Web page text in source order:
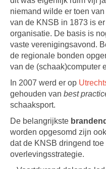
niemand wilde er toen
van de KNSB in 1873 is
organisatie. De basis is
vaste verenigingsavond.
de regionale bonden
van de (schaak)computer
In 2007 werd er op
gehouden van best
schaaksport.
De belangrijkste
worden opgesomd zijn
dat de KNSB dringend toe
overlevingsstrategie.